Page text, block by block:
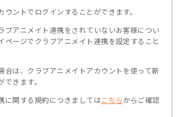
ウントでログインすることができます。
ブアニメイト連携をされていないお客様につい
ページでクラブアニメイト連携を設定すること
合は、クラブアニメイトアカウントを使って新
きます。
に関する規約につきましてはこちら からご確認